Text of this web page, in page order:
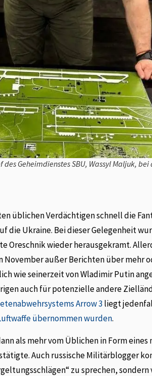
Geheimdienstes SBU, Wassyl Maljuk,
üblichen Verdächtigen schnell die
die Ukraine. Bei dieser Gelegenheit
wieder herausgekramt.
außer Berichten über mehr
wie seinerzeit von Wladimir Putin
auch für potenzielle andere
Arrow 3 liegt
übernommen wurden.
als mehr vom Üblichen in Form eines
Auch russische Militärblogger
zu sprechen,